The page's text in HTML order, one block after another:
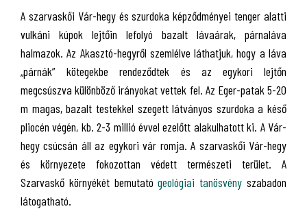
A szarvaskői Vár-hegy és szurdoka képződményei tenger alatti
vulkáni kúpok lejtőin lefolyó bazalt lávaárak, párnaláva
halmazok. Az Akasztó-hegyről szemlélve láthatjuk, hogy a láva
„párnák” kötegekbe rendeződtek és az egykori lejtőn
megcsúszva különböző irányokat vettek fel. Az Eger-patak 5-20
m magas, bazalt testekkel szegett látványos szurdoka a késő
pliocén végén, kb. 2-3 millió évvel ezelőtt alakulhatott ki. A Vár-
hegy csúcsán áll az egykori vár romja. A szarvaskői Vár-hegy
és környezete fokozottan védett természeti terület. A
Szarvaskő környékét bemutatógeológiai tanösvény szabadon
látogatható.